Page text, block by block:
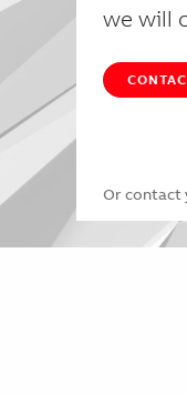
we will
Or contact